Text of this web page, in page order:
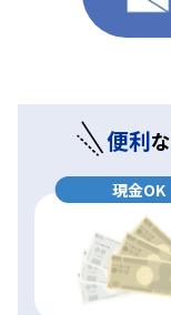
便利な
現金OK